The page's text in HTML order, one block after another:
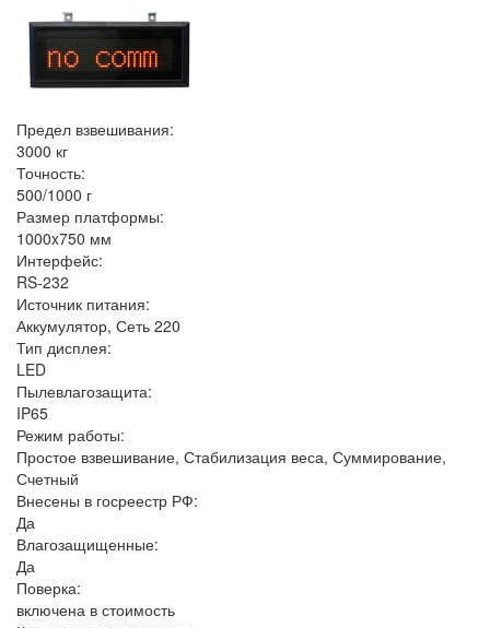
Предел взвешивания:
3000 кг
Точность:
500/1000 г
Размер платформы:
1000x750 мм
Интерфейс:
RS-232
Источник питания:
Аккумулятор, Сеть 220
Тип дисплея:
LED
Пылевлагозащита:
IP65
Режим работы:
Простое взвешивание, Стабилизация веса, Суммирование,
Счетный
Внесены в госреестр РФ:
Да
Влагозащищенные:
Да
Поверка:
включена в стоимость